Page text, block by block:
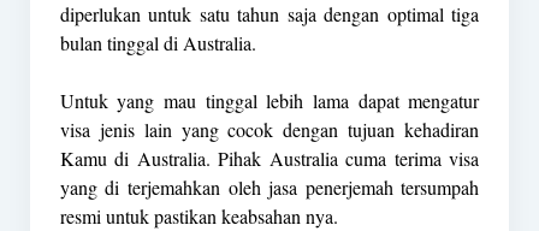
diperlukan untuk satu tahun saja dengan optimal tiga
bulan tinggal di Australia.
Untuk yang mau tinggal lebih lama dapat mengatur
visa jenis lain yang cocok dengan tujuan kehadiran
Kamu di Australia. Pihak Australia cuma terima visa
yang di terjemahkan oleh jasa penerjemah tersumpah
resmi untuk pastikan keabsahan nya.